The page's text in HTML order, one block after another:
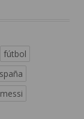
fútbol
messi